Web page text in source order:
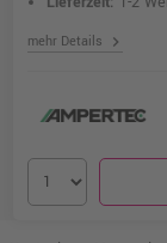
mehr Details chevron_right